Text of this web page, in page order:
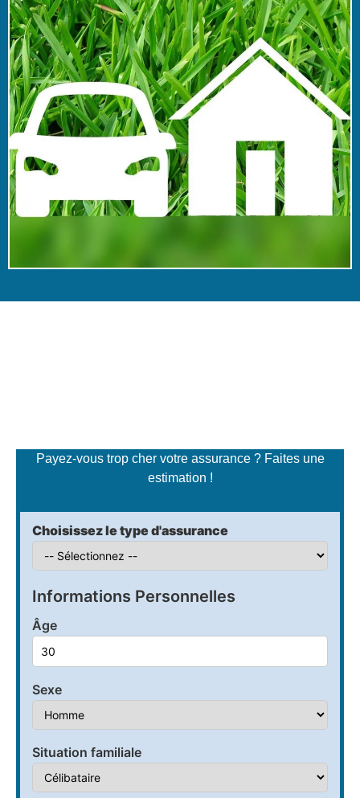
Payez-vous trop cher votre assurance ? Faites une
estimation !
Choisissez le type d'assurance
Informations Personnelles
Âge
Sexe
Situation familiale